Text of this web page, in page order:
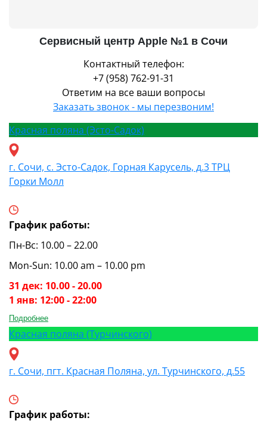
Сервисный центр Apple №1 в Сочи
Контактный телефон:
+7 (958) 762-91-31
Ответим на все ваши вопросы
Заказать звонок - мы перезвоним!
Красная поляна (Эсто-Садок)
г. Сочи, с. Эсто-Садок, Горная Карусель, д.3 ТРЦ
Горки Молл
График работы:
Пн-Вс: 10.00 – 22.00
Mon-Sun: 10.00 am – 10.00 pm
31 дек: 10.00 - 20.00
1 янв: 12:00 - 22:00
Подробнее
Красная поляна (Турчинского)
г. Сочи, пгт. Красная Поляна, ул. Турчинского, д.55
График работы: